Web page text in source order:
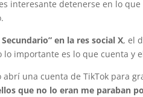
interesante detenerse en lo
en la res social X, el
importante es lo que cuenta y
abrí una cuenta de TikTok para
que no lo eran me paraban